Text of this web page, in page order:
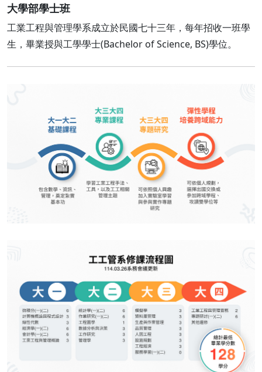
大學部學士班
工業工程與管理學系成立於民國七十三年，每年招收一班學
生，畢業授與工學學士(Bachelor of Science, BS)學位。